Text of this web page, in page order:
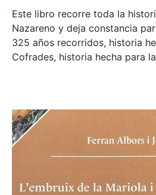
Este libro recorre toda la
Nazareno y deja constancia
325 años recorridos, historia
Cofrades, historia hecha para